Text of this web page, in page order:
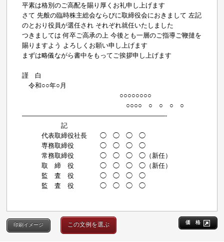
平素は格別のご高配を賜り厚くお礼申し上げます
さて 先般の臨時株主総会ならびに取締役会におきまして 左記
のとおり役員が選任され それぞれ就任いたしました
つきましては 何卒ご高承の上 今後とも一層のご指導ご鞭撻を
賜りますよう よろしくお願い申し上げます
まずは略儀ながら書中をもってご挨拶申し上げます
謹 白
令和○○年○月
○○○○○○○○
○○○○ ○ ○ ○ ○
——————————————————————-
記
代表取締役社長 ◯ ◯ ◯ ◯
専務取締役 ◯ ◯ ◯ ◯
常務取締役 ◯ ◯ ◯ ◯（新任）
取 締 役 ◯ ◯ ◯ ◯（新任）
監 査 役 ◯ ◯ ◯ ◯
監 査 役 ◯ ◯ ◯ ◯
価 格
印刷イメージ この文例を選ぶ